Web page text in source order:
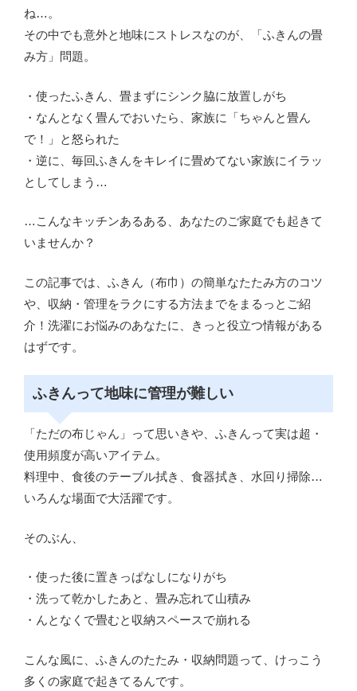
ね…。
その中でも意外と地味にストレスなのが、「ふきんの畳
み方」問題。
・使ったふきん、畳まずにシンク脇に放置しがち
・なんとなく畳んでおいたら、家族に「ちゃんと畳ん
で！」と怒られた
・逆に、毎回ふきんをキレイに畳めてない家族にイラッ
としてしまう…
…こんなキッチンあるある、あなたのご家庭でも起きて
いませんか？
この記事では、ふきん（布巾）の簡単なたたみ方のコツ
や、収納・管理をラクにする方法までをまるっとご紹
介！洗濯にお悩みのあなたに、きっと役立つ情報がある
はずです。
ふきんって地味に管理が難しい
「ただの布じゃん」って思いきや、ふきんって実は超・
使用頻度が高いアイテム。
料理中、食後のテーブル拭き、食器拭き、水回り掃除…
いろんな場面で大活躍です。
そのぶん、
・使った後に置きっぱなしになりがち
・洗って乾かしたあと、畳み忘れて山積み
・んとなくで畳むと収納スペースで崩れる
こんな風に、ふきんのたたみ・収納問題って、けっこう
多くの家庭で起きてるんです。